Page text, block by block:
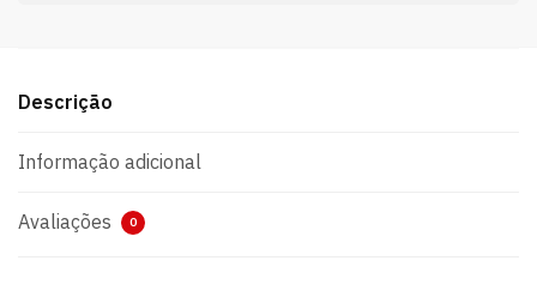
Descrição
Informação adicional
Avaliações 0